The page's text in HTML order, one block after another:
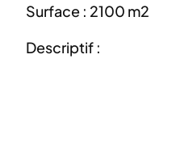
Surface : 2100 m2
Descriptif :